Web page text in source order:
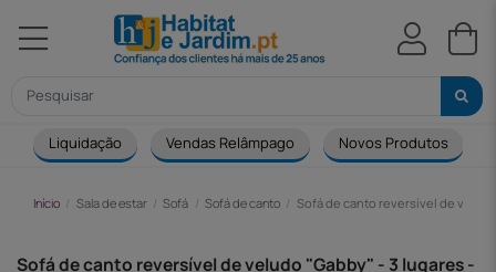
Liquidação Vendas Relâmpago Novos Produtos
Início Sala de estar Sofá Sofá de canto Sofá de canto reversível de
Sofá de canto reversível de veludo "Gabby" - 3 lugares -